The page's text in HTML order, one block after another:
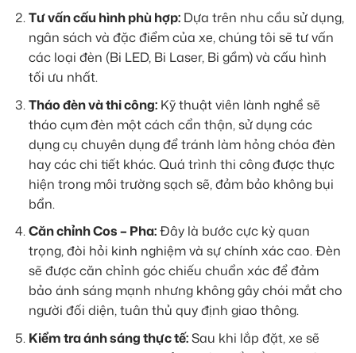
Tư vấn cấu hình phù hợp:Dựa trên nhu cầu sử dụng,
ngân sách và đặc điểm của xe, chúng tôi sẽ tư vấn
các loại đèn (Bi LED, Bi Laser, Bi gầm) và cấu hình
tối ưu nhất.
Tháo đèn và thi công:Kỹ thuật viên lành nghề sẽ
tháo cụm đèn một cách cẩn thận, sử dụng các
dụng cụ chuyên dụng để tránh làm hỏng chóa đèn
hay các chi tiết khác. Quá trình thi công được thực
hiện trong môi trường sạch sẽ, đảm bảo không bụi
bẩn.
Căn chỉnh Cos – Pha:Đây là bước cực kỳ quan
trọng, đòi hỏi kinh nghiệm và sự chính xác cao. Đèn
sẽ được căn chỉnh góc chiếu chuẩn xác để đảm
bảo ánh sáng mạnh nhưng không gây chói mắt cho
người đối diện, tuân thủ quy định giao thông.
Kiểm tra ánh sáng thực tế:Sau khi lắp đặt, xe sẽ